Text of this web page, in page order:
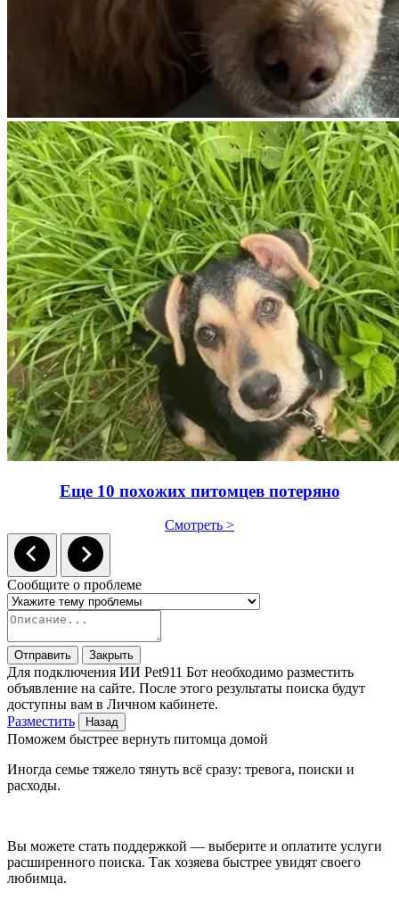
Еще 10 похожих питомцев потеряно
Смотреть >
Сообщите о проблеме
Отправить Закрыть
Для подключения ИИ Pet911 Бот необходимо разместить
объявление на сайте. После этого результаты поиска будут
доступны вам в Личном кабинете.
Разместить
Назад
Поможем быстрее вернуть питомца домой
Иногда семье тяжело тянуть всё сразу: тревога, поиски и
расходы.
Вы можете стать поддержкой — выберите и оплатите услуги
расширенного поиска. Так хозяева быстрее увидят своего
любимца.